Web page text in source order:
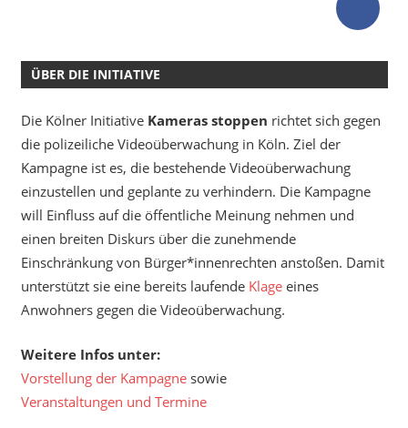
ÜBER DIE INITIATIVE
Die Kölner Initiative Kameras stoppen richtet sich gegen
die polizeiliche Videoüberwachung in Köln. Ziel der
Kampagne ist es, die bestehende Videoüberwachung
einzustellen und geplante zu verhindern. Die Kampagne
will Einfluss auf die öffentliche Meinung nehmen und
einen breiten Diskurs über die zunehmende
Einschränkung von Bürger*innenrechten anstoßen. Damit
unterstützt sie eine bereits laufende Klageeines
Anwohners gegen die Videoüberwachung.
Weitere Infos unter:
Vorstellung der Kampagne sowie
Veranstaltungen und Termine